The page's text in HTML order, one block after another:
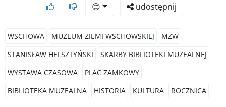
😊 udostępnij
WSCHOWA MUZEUM ZIEMI WSCHOWSKIEJ
MZW
STANISŁAW HELSZTYŃSKI
SKARBY BIBLIOTEKI MUZEALNEJ
WYSTAWA CZASOWA
PLAC ZAMKOWY
BIBLIOTEKA MUZEALNA
HISTORIA KULTURA ROCZNICA